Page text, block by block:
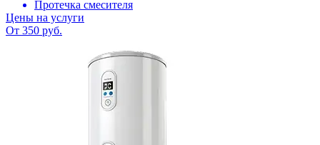
Протечка смесителя
Цены на услуги
От 350 руб.